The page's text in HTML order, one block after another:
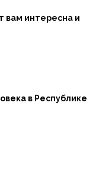
вам интересна и
в Республике